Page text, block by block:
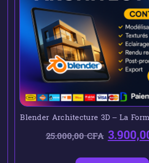
Blender Architecture 3D – La
25.000,00CFA